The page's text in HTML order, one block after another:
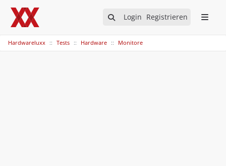
Login Registrieren
Hardwareluxx Tests Hardware Monitore